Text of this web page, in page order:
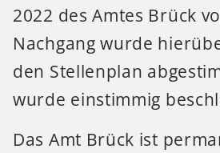
2022 des Amtes Brück
Nachgang wurde
den Stellenplan
wurde einstimmig
Das Amt Brück ist